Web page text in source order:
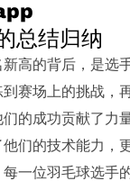
总结归纳
高的背后，是选
赛场上的挑战，
的成功贡献了力量
们的技术能力，
一位羽毛球选手